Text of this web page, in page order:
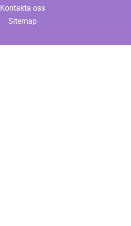
Kontakta oss
Sitemap